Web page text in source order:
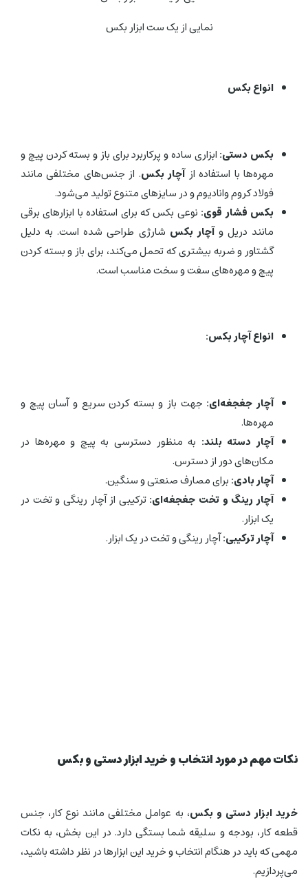
نمایی از یک ست ابزار بکس
انواع بکس
بکس دستی: ابزاری ساده و پرکاربرد برای باز و بسته کردن پیچ و
مهره‌ها با استفاده ازآچار بکس. از جنس‌های مختلفی مانند
فولاد کروم وانادیوم و در سایزهای متنوع تولید می‌شود.
بکس فشار قوی: نوعی بکس که برای استفاده با ابزارهای برقی
مانند دریل وآچار بکس شارژی طراحی شده است. به دلیل
گشتاور و ضربه بیشتری که تحمل می‌کند، برای باز و بسته کردن
پیچ و مهره‌های سفت و سخت مناسب است.
انواع آچار بکس:
آچار جغجغه‌ای: جهت باز و بسته کردن سریع و آسان پیچ و
مهره‌ها.
آچار دسته بلند: به منظور دسترسی به پیچ و مهره‌ها در
مکان‌های دور از دسترس.
آچار بادی: برای مصارف صنعتی و سنگین.
آچار رینگ و تخت جغجغه‌ای: ترکیبی از آچار رینگی و تخت در
یک ابزار.
آچار ترکیبی:آچار رینگی و تخت در یک ابزار.
نکات مهم در مورد انتخاب و خرید ابزار دستی و بکس
خرید ابزار دستی و بکس، به عوامل مختلفی مانند نوع کار، جنس
قطعه کار، بودجه و سلیقه شما بستگی دارد. در این بخش، به نکات
مهمی که باید در هنگام انتخاب و خرید این ابزارها در نظر داشته باشید،
می‌پردازیم.